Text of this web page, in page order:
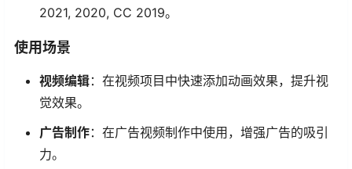
2021, 2020, CC 2019。
使用场景
视频编辑：在视频项目中快速添加动画效果，提升视
觉效果。
广告制作：在广告视频制作中使用，增强广告的吸引
力。